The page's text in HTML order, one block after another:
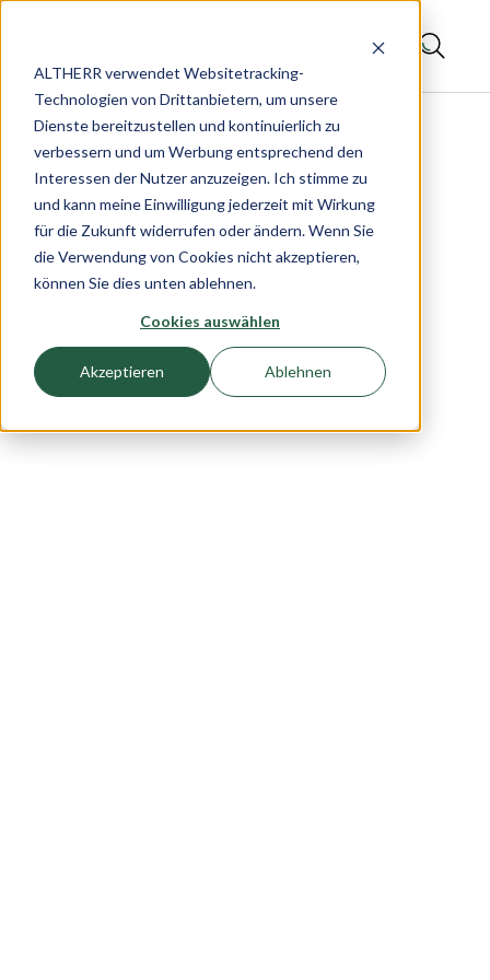
ALTHERR verwendet Websitetracking-
Technologien von Drittanbietern, um unsere
Dienste bereitzustellen und kontinuierlich zu
verbessern und um Werbung entsprechend den
Interessen der Nutzer anzuzeigen. Ich stimme zu
und kann meine Einwilligung jederzeit mit Wirkung
für die Zukunft widerrufen oder ändern. Wenn Sie
die Verwendung von Cookies nicht akzeptieren,
können Sie dies unten ablehnen.
Cookies auswählen
Akzeptieren Ablehnen